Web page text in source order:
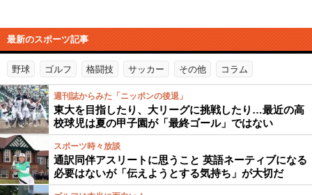
最新のスポーツ記事
野球 ゴルフ 格闘技 サッカー その他 コラム
週刊誌からみた「ニッポンの後退」
東大を目指したり、大リーグに挑戦したり…最近の高
校球児は夏の甲子園が「最終ゴール」ではない
スポーツ時々放談
通訳同伴アスリートに思うこと 英語ネーティブになる
必要はないが「伝えようとする気持ち」が大切だ